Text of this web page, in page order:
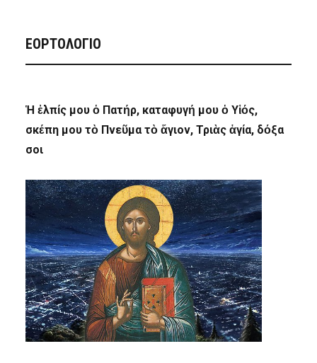
ΕΟΡΤΟΛΟΓΙΟ
Ἡ ἐλπίς μου ὁ Πατήρ, καταφυγή μου ὁ Υἱός,
σκέπη μου τὸ Πνεῦμα τὸ ἅγιον, Τριὰς ἁγία, δόξα
σοι